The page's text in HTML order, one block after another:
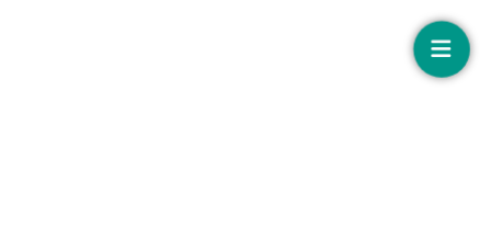
Floating
button